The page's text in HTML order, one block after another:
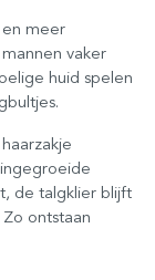
meer
vaker
huid spelen
de talgklier blijft
ontstaan